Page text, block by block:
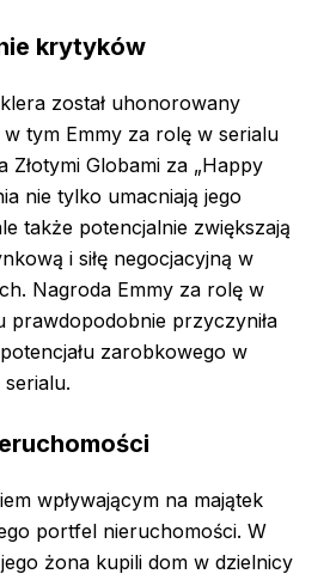
krytyków
został uhonorowany
tym Emmy za rolę w serialu
Złotymi Globami za „Happy
nie tylko umacniają jego
także potencjalnie zwiększają
i siłę negocjacyjną w
Nagroda Emmy za rolę w
prawdopodobnie przyczyniła
zarobkowego w
wpływającym na majątek
portfel nieruchomości. W
żona kupili dom w dzielnicy